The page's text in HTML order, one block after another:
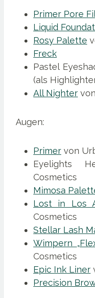
Primer Pore
Liquid
Rosy Palette
Freck
Pastel
(als
All Nighter
Augen:
Primer von
Eyelights
Cosmetics
Mimosa
Lost in Los
Cosmetics
Stellar Lash
Wimpern
Cosmetics
Epic Ink Liner
Precision